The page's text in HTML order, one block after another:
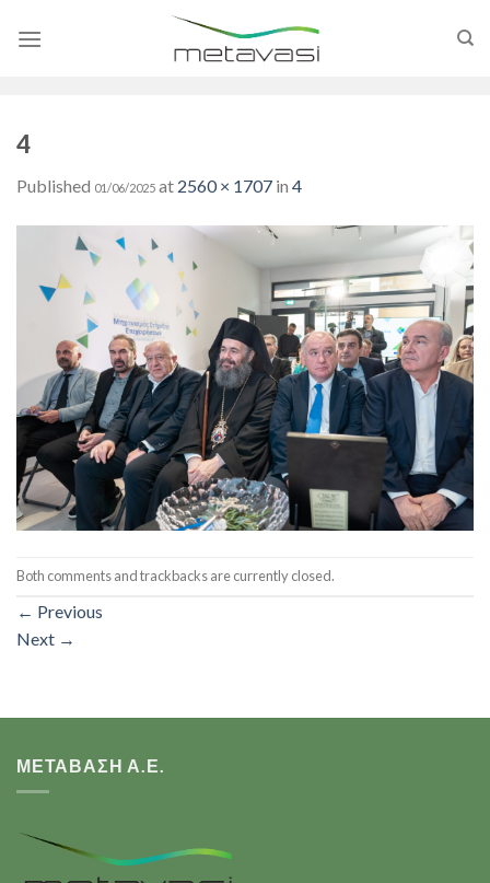
4
Published 01/06/2025 at 2560 × 1707 in 4
Both comments and trackbacks are currently closed.
← Previous
Next →
ΜΕΤΑΒΑΣΗ Α.Ε.